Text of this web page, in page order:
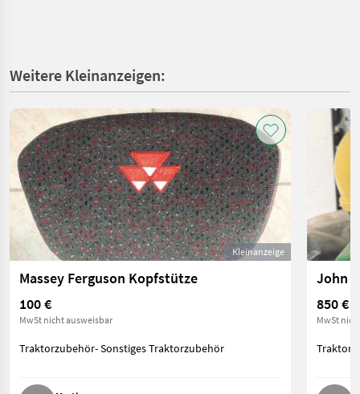
Weitere Kleinanzeigen:
Kleinanzeige
Massey Ferguson Kopfstütze
100 €
MwSt nicht ausweisbar
Traktorzubehör- Sonstiges Traktorzubehör
850 €
MwSt